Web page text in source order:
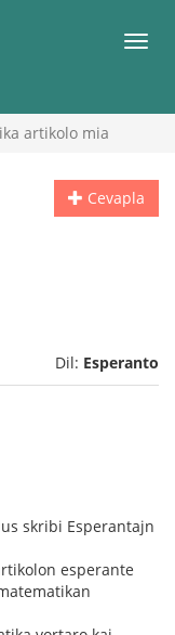
artikolo mia
Cevapla
Dil: Esperanto
skribi Esperantajn
esperante